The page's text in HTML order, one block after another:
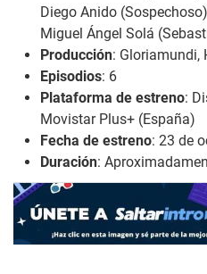
Diego Anido (Sospechoso)
Miguel Ángel Solá
Producción: Gloriamundi,
Episodios: 6
Plataforma de estreno:
Movistar Plus+ (España)
Fecha de estreno: 23 de
Duración: